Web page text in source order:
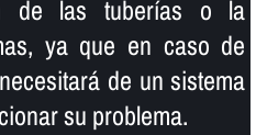
de las tuberí­as o la
ya que en caso de
de un sistema
su problema.